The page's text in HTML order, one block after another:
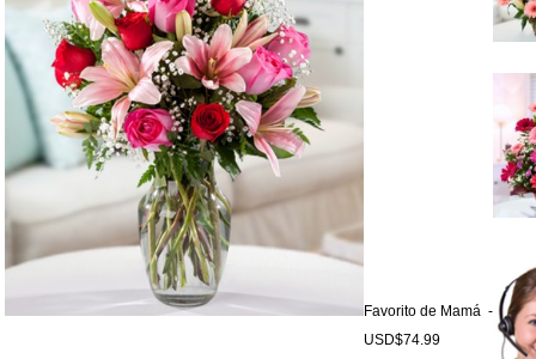
Favorito de Mamá -
USD$74.99